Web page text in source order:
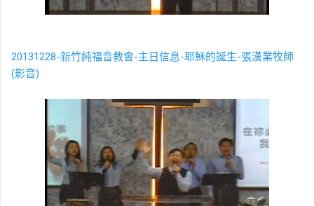
20131228-新竹純福音教會-主日信息-耶穌的誕生-張漢業牧師
(影音)